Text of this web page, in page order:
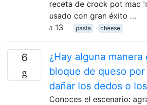
receta de crock pot mac
usado con gran éxito …
13
pasta cheese
6
¿Hay alguna manera
bloque de queso
dañar los dedos o
Conoces el escenario: